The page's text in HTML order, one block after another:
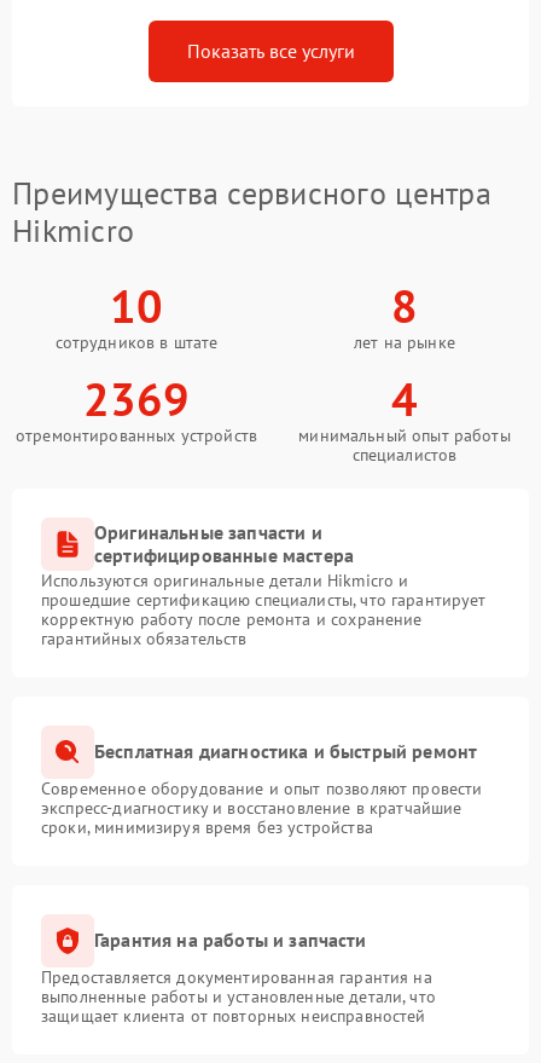
Показать все услуги
Преимущества сервисного центра
Hikmicro
10
сотрудников в штате
8
лет на рынке
2369
отремонтированных устройств
4
минимальный опыт работы
специалистов
Оригинальные запчасти и
сертифицированные мастера
Используются оригинальные детали Hikmicro и
прошедшие сертификацию специалисты, что гарантирует
корректную работу после ремонта и сохранение
гарантийных обязательств
Бесплатная диагностика и быстрый ремонт
Современное оборудование и опыт позволяют провести
экспресс-диагностику и восстановление в кратчайшие
сроки, минимизируя время без устройства
Гарантия на работы и запчасти
Предоставляется документированная гарантия на
выполненные работы и установленные детали, что
защищает клиента от повторных неисправностей